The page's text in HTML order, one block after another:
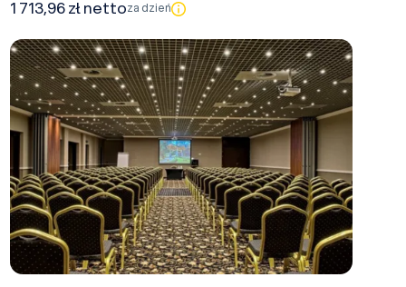
1 713,96 zł nettoza dzień
Kwiatowa Krokus